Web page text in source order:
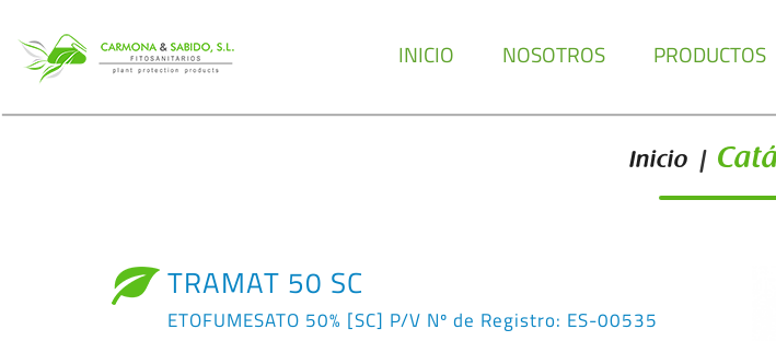
INICIO NOSOTROS PRODUCTOS
Inicio |
TRAMAT 50 SC
ETOFUMESATO 50% [SC] P/V Nº de Registro: ES-00535